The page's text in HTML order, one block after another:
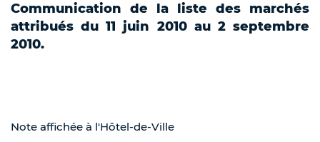
Communication de la liste des marchés
attribués du 11 juin 2010 au 2 septembre
2010.
Note affichée à l'Hôtel-de-Ville